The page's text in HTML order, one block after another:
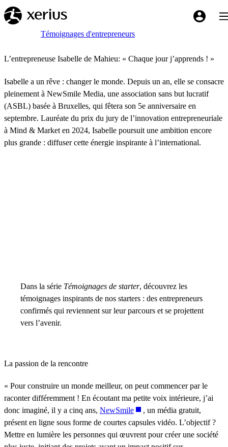
Sauter au contenu principal
My
Breadcrumb
AccueilTémoignages d'entrepreneurs
L’entrepreneuse Isabelle de Mahieu: « Chaque jour j’apprends ! »
Isabelle a un rêve : changer le monde. Depuis un an, elle se consacre
pleinement à NewSmile Media, une association sans but lucratif
(ASBL) basée à Bruxelles, qui fêtera son 5e anniversaire en
septembre. Lauréate du prix du jury de l’innovation entrepreneuriale
à Mind & Market en 2024, Isabelle poursuit une ambition encore
plus grande : diffuser cette énergie inspirante à l’international.
Dans la série Témoignages de starter, découvrez les
témoignages inspirants de nos starters : des entrepreneurs
confirmés qui reviennent sur leur parcours et se projettent
vers l’avenir.
La passion de la rencontre
« Pour construire un monde meilleur, on peut commencer par le
raconter différemment ! En écoutant ma petite voix intérieure, j’ai
donc imaginé, il y a cinq ans, NewSmile
, un média gratuit,
présent en ligne sous forme de courtes capsules vidéo. L’objectif ?
Mettre en lumière les personnes qui œuvrent pour créer une société